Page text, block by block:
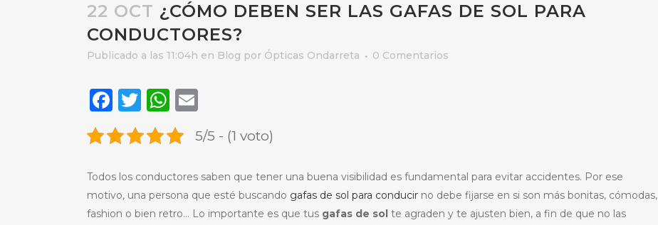
22 OCT ¿CÓMO DEBEN SER LAS GAFAS DE SOL PARA
CONDUCTORES?
Publicado a las 11:04h en Blog por Ópticas Ondarreta 0 Comentarios
Facebook
Twitter
WhatsApp
5/5 - (1 voto)
Todos los conductores saben que tener una buena visibilidad es fundamental para evitar accidentes. Por ese
motivo, una persona que esté buscando gafas de sol para conducir no debe fijarse en si son más bonitas, cómodas,
fashion o bien retro… Lo importante es que tus gafas de sol te agraden y te ajusten bien, a fin de que no las